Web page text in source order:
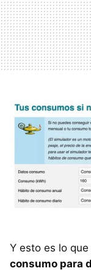
Y esto es lo que
consumo para